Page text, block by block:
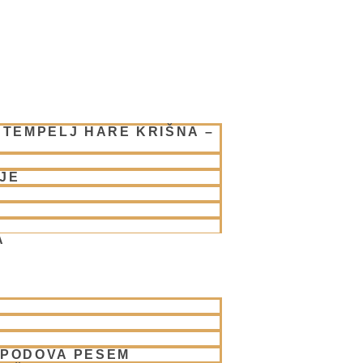
HARE KRIŠNA –
PESEM